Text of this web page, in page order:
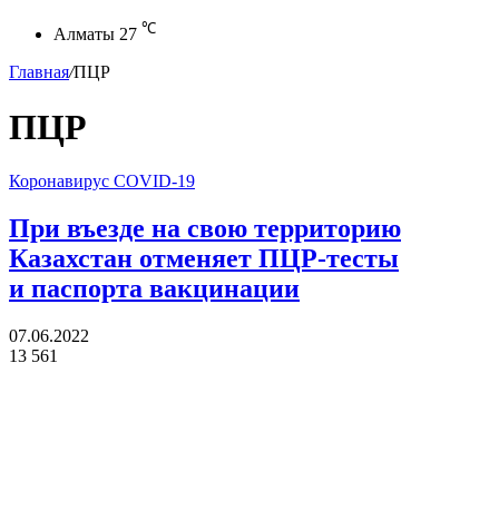
Алматы 27 ℃
Главная/ПЦР
ПЦР
Коронавирус COVID-19
При въезде на свою территорию
Казахстан отменяет ПЦР-тесты
и паспорта вакцинации
07.06.2022
13 561